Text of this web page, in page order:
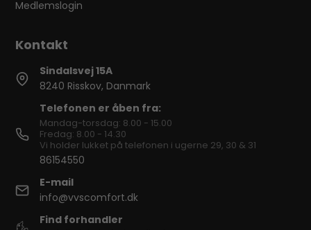
Medlemslogin
Sindalsvej 15A
8240 Risskov, Danmark
Telefonen er åben fra:
Mandag-torsdag: 8.00 - 15.00
Fredag: 8.00 - 14.30
Vi holder lukket på telefonen i ugerne 29, 30 & 31
86154550
E-mail
info@vvscomfort.dk
Find forhandler